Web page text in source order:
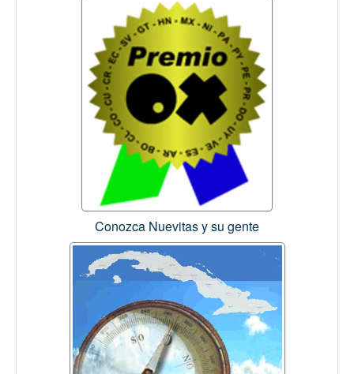
Conozca Nuevitas y su gente